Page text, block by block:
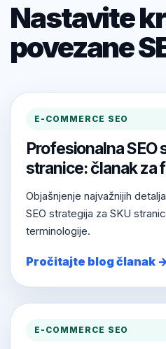
Nastavite
povezane
E-COMMERCE SEO
Profesionalna SEO
stranice: članak za
Objašnjenje najvažnijih
SEO strategija za SKU
terminologije.
Pročitajte blog članak
E-COMMERCE SEO